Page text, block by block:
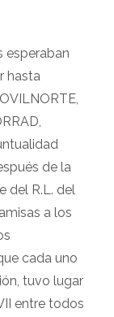
esperaban
hasta
de la
del R.L. del
a los
cada uno
tuvo lugar
entre todos